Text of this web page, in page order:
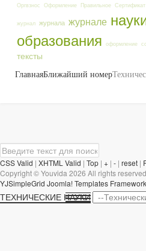
Оргвзнос Оформление Правильное Сертификат
журнал журнала журнале
образования оформление
тексты
ГлавнаяБлижайший номер
CSS Valid | XHTML Valid | Top | + | - | reset |
Copyright ©Youvida 2026 All rights
YJSimpleGrid Joomla! Templates
ТЕХНИЧЕСКИЕ НАУКИ